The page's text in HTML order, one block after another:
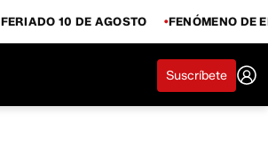
FERIADO 10 DE AGOSTO FENÓMENO DE
Suscríbete